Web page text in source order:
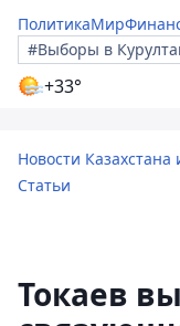
ПолитикаМир
#Выборы в
+33°
Новости
Статьи
Токаев